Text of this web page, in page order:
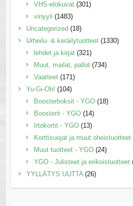
VHS-elokuvat (301)
vinyyli (1483)
Uncategorized (18)
Urheilu- & keräilytuotteet (1330)
lehdet ja kirjat (321)
Muut, mailat, pallot (734)
Vaatteet (171)
Yu-Gi-Oh! (104)
Boosterboksit - YGO (18)
Boosterit - YGO (14)
Irtokortit - YGO (13)
Korttisuojat ja muut oheistuotteet
Muut tuotteet - YGO (24)
YGO - Julisteet ja erikoistuotteet
YYLLÄTYS UUTTA (26)